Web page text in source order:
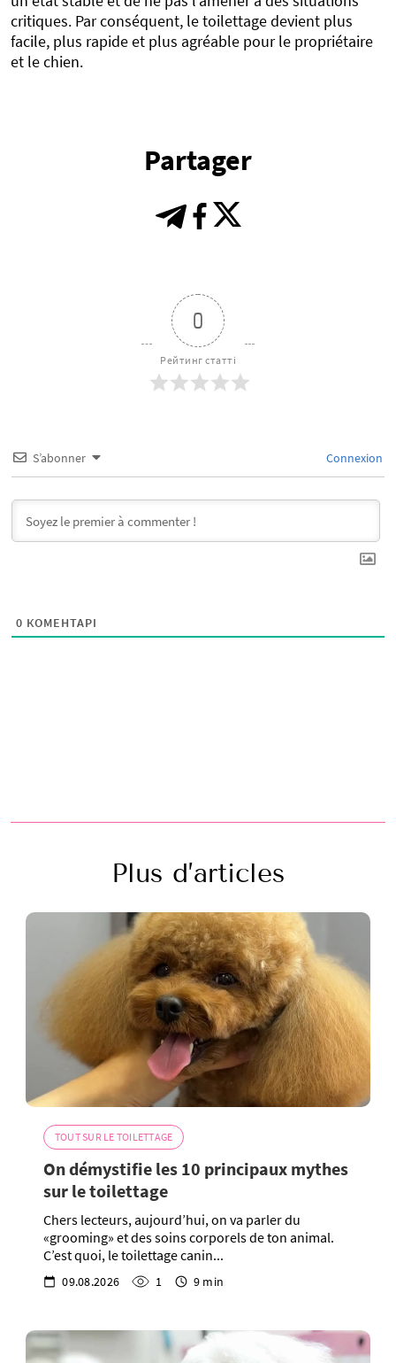
critiques. Par conséquent, le toilettage devient plus
facile, plus rapide et plus agréable pour le propriétaire
et le chien.
Partager
0
Рейтинг статті
S’abonner Connexion
0 КОМЕНТАРІ
Plus d’articles
TOUT SUR LE TOILETTAGE
On démystifie les 10 principaux mythes
sur le toilettage
Chers lecteurs, aujourd’hui, on va parler du
«grooming» et des soins corporels de ton animal.
C’est quoi, le toilettage canin...
09.08.2026 1 9 min